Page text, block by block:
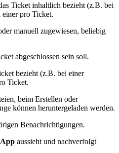
Ticket inhaltlich bezieht (z.B. bei
pro Ticket.
manuell zugewiesen, beliebig
abgeschlossen sein soll.
bezieht (z.B. bei einer
Ticket.
beim Erstellen oder
können heruntergeladen werden.
Benachrichtigungen.
aussieht und nachverfolgt